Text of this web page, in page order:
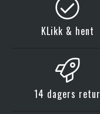
KLikk & hent
14 dagers retur